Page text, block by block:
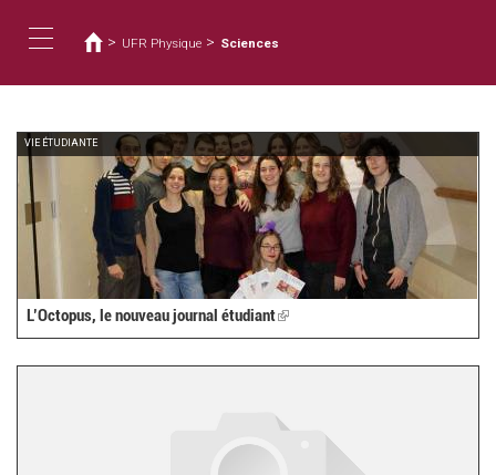
contenido
navigation
está
aquí
> UFR Physique > Sciences
VIE ÉTUDIANTE
L’Octopus, le nouveau journal étudiant(link
is